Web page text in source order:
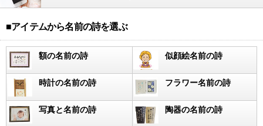
■アイテムから名前の詩を選ぶ
額の名前の詩 似顔絵名前の詩
時計の名前の詩 フラワー名前の詩
写真と名前の詩 陶器の名前の詩